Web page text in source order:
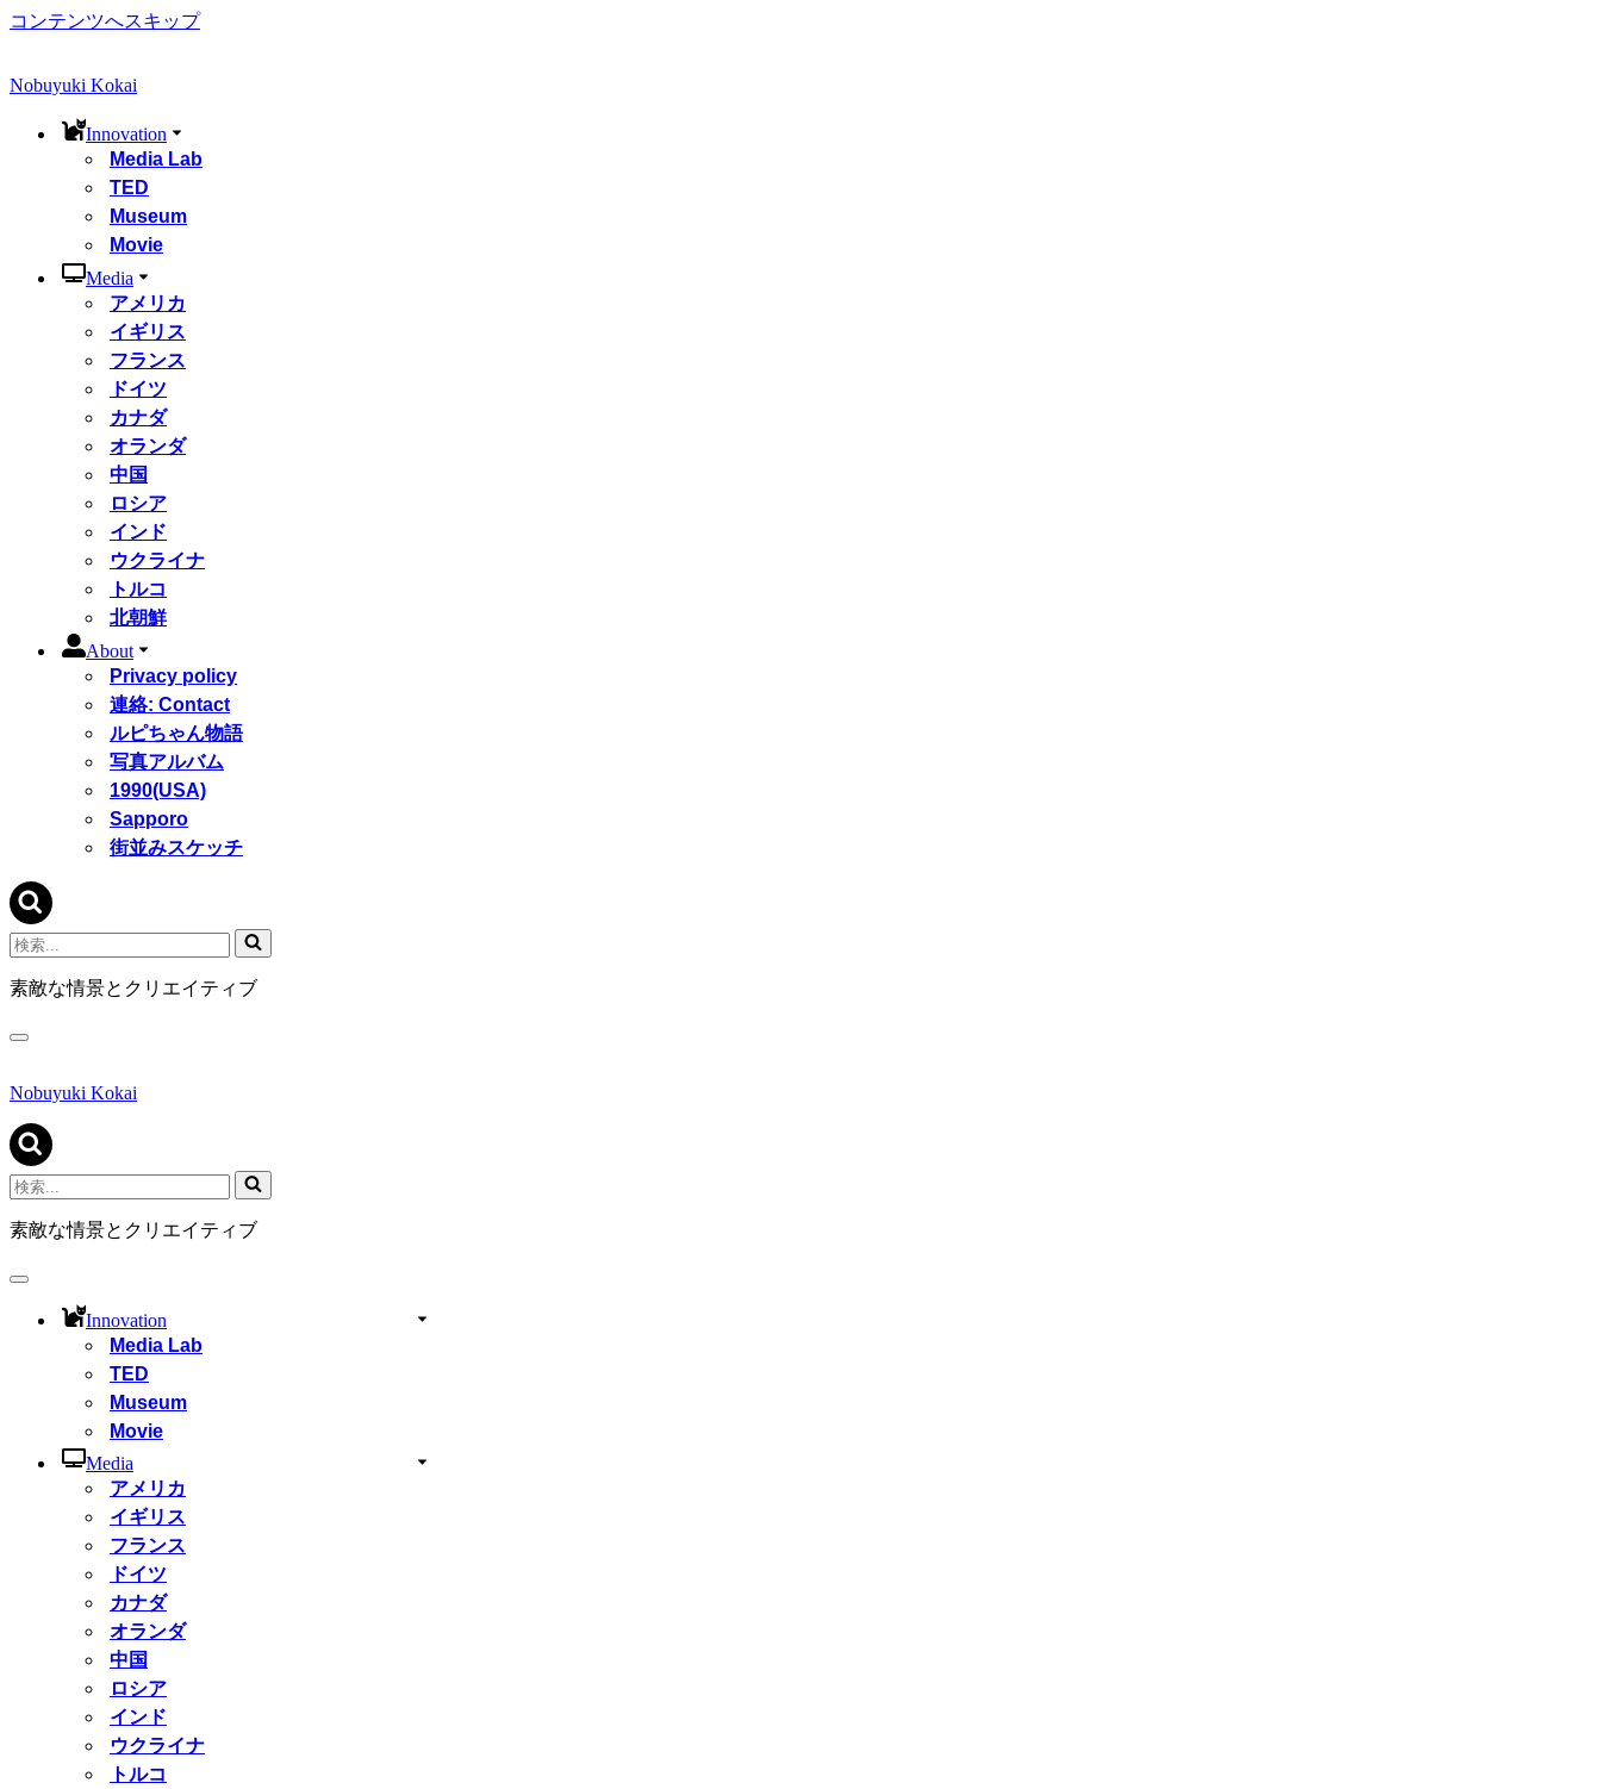
コンテンツへスキップ
Nobuyuki Kokai
Innovation
Media Lab
TED
Museum
Movie
Media
アメリカ
イギリス
フランス
ドイツ
カナダ
オランダ
中国
ロシア
インド
ウクライナ
トルコ
北朝鮮
About
Privacy policy
連絡: Contact
ルピちゃん物語
写真アルバム
1990(USA)
Sapporo
街並みスケッチ
検
索...
素敵な情景とクリエイティブ
ナ
ゲ
シ
ョ
ン
メ
ニ
ュ
Nobuyuki Kokai
検
索...
素敵な情景とクリエイティブ
ナ
Innovation
Media Lab
TED
Museum
Movie
Media
アメリカ
イギリス
フランス
ドイツ
カナダ
オランダ
中国
ロシア
インド
ウクライナ
トルコ